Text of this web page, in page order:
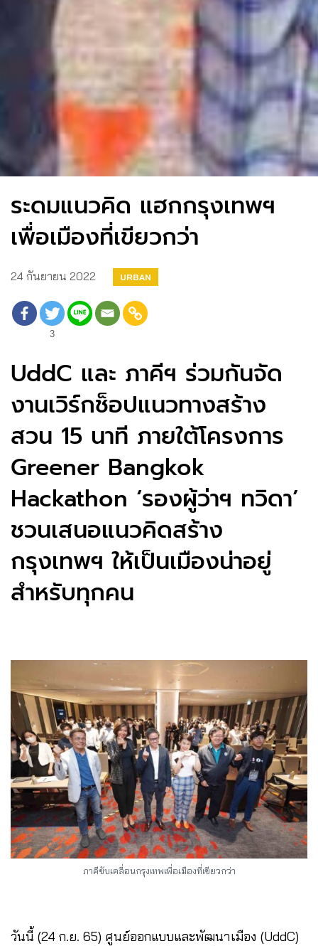
ระดมแนวคิด แฮกกรุงเทพฯ
เพื่อเมืองที่เขียวกว่า
24 กันยายน 2022 URBAN
3
UddC และ ภาคีฯ ร่วมกันจัด
งานเวิร์กช็อปแนวทางสร้าง
สวน 15 นาที ภายใต้โครงการ
Greener Bangkok
Hackathon ‘รองผู้ว่าฯ ทวิดา’
ชวนเสนอแนวคิดสร้าง
กรุงเทพฯ ให้เป็นเมืองน่าอยู่
สำหรับทุกคน
ภาคีขับเคลื่อนกรุงเทพเพื่อเมืองที่เขียวกว่า
วันนี้ (24 ก.ย. 65) ศูนย์ออกแบบและพัฒนาเมือง (UddC)